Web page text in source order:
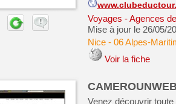
Voyages - Agences
Mise à jour le 26/05/
Nice- 06 Alpes-
Voir la fiche
Venez découvrir